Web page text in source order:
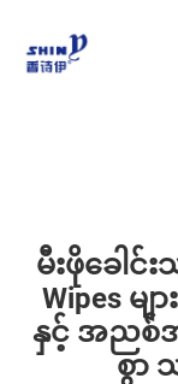
မီးဖိုခေါင်
Wipes မ
နှင့် အည
စွာ